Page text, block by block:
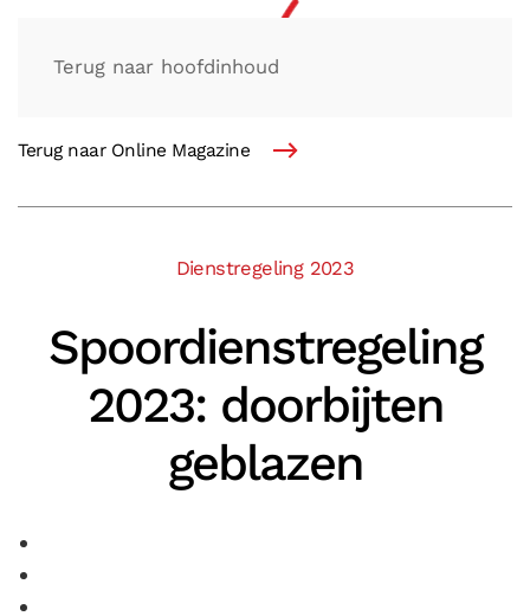
Terug naar hoofdinhoud
Terug naar Online Magazine
Dienstregeling 2023
Spoordienstregeling
2023: doorbijten
geblazen